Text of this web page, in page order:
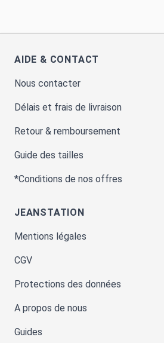
AIDE & CONTACT
Nous contacter
Délais et frais de livraison
Retour & remboursement
Guide des tailles
*Conditions de nos offres
JEANSTATION
Mentions légales
CGV
Protections des données
A propos de nous
Guides